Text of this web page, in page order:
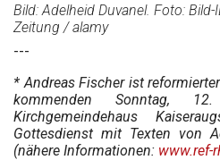
Bild: Adelheid Duvanel. Foto:
Zeitung / alamy
---
* Andreas Fischer ist
kommenden
Kirchgemeindehaus
Gottesdienst mit Texten von
(nähere Informationen: www.ref-